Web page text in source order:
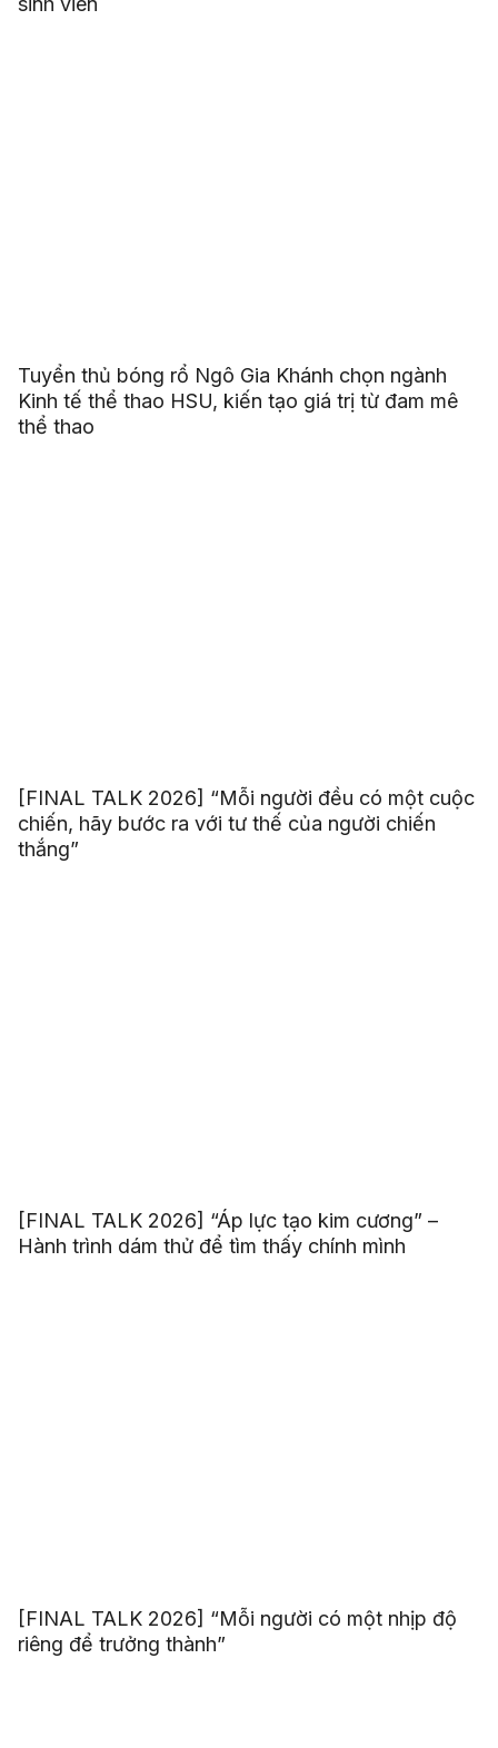
Tuyển thủ bóng rổ Ngô Gia Khánh chọn ngành
Kinh tế thể thao HSU, kiến tạo giá trị từ đam mê
thể thao
[FINAL TALK 2026] “Mỗi người đều có một cuộc
chiến, hãy bước ra với tư thế của người chiến
thắng”
[FINAL TALK 2026] “Áp lực tạo kim cương” –
Hành trình dám thử để tìm thấy chính mình
[FINAL TALK 2026] “Mỗi người có một nhịp độ
riêng để trưởng thành”